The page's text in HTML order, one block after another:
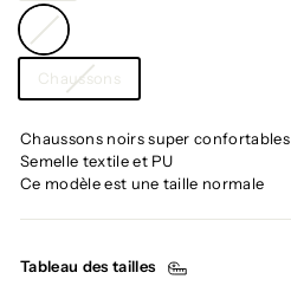
Couleur
—
Gris
Catégorie
Chaussons
Chaussons noirs super confortables
Semelle textile et PU
Ce modèle est une taille normale
Tableau des tailles